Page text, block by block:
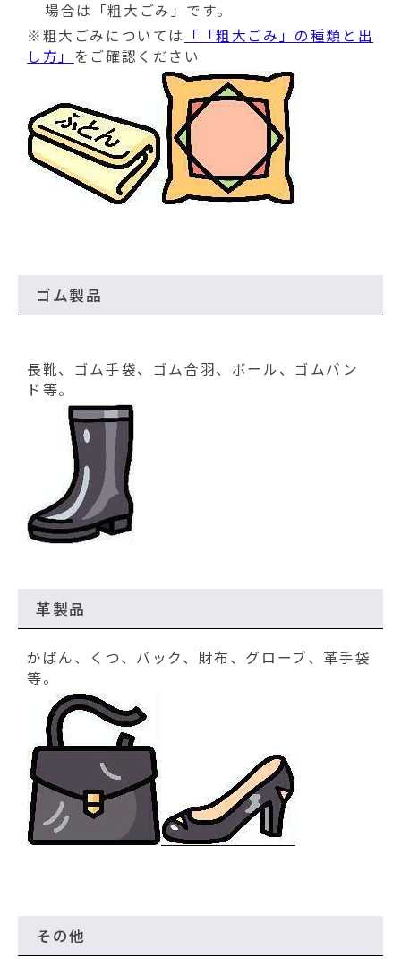
場合は「粗大ごみ」です。
※粗大ごみについては 「「粗大ごみ」の種類と出
し方」 をご確認ください
ゴム製品
長靴、ゴム手袋、ゴム合羽、ボール、ゴムバン
ド等。
革製品
かばん、くつ、バック、財布、グローブ、革手袋
等。
その他